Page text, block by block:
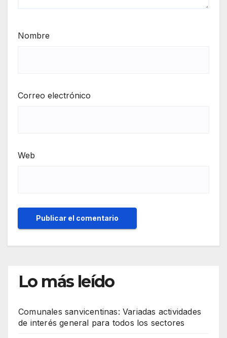
Nombre
Correo electrónico
Web
Lo más leído
Comunales sanvicentinas: Variadas actividades
de interés general para todos los sectores